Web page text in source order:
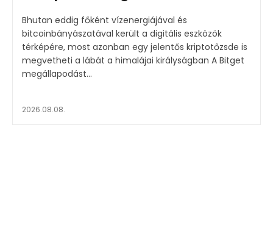
Bhutan eddig főként vízenergiájával és
bitcoinbányászatával került a digitális eszközök
térképére, most azonban egy jelentős kriptotőzsde is
megvetheti a lábát a himalájai királyságban A Bitget
megállapodást...
2026.08.08.